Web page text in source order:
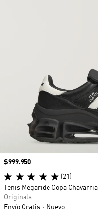
Precio
$999.950
(21)
Tenis Megaride Copa Chavarria
Originals
Envío Gratis
Nuevo